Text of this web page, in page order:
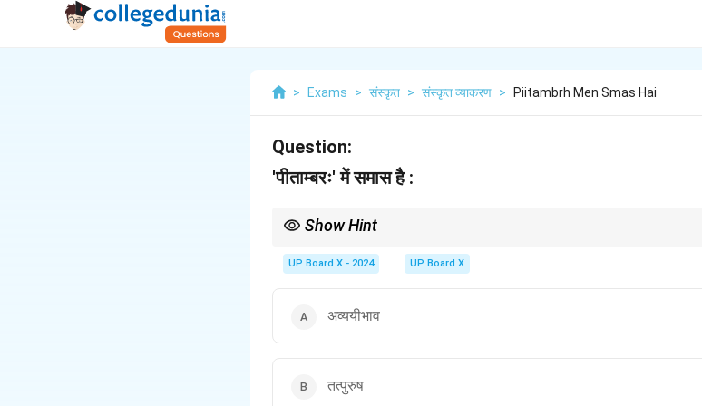
> Exams > संस्कृत > संस्कृत व्याकरण > Piitambrh Men Smas Hai
Question:
'पीताम्बरः' में समास है :
Show Hint
कर्मधारय समास का उदाहरण है।
UP Board X - 2024 UP Board X
अव्ययीभाव
तत्पुरुष